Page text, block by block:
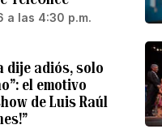
a las 4:30 p.m.
dije adiós, solo
el emotivo
de Luis Raúl